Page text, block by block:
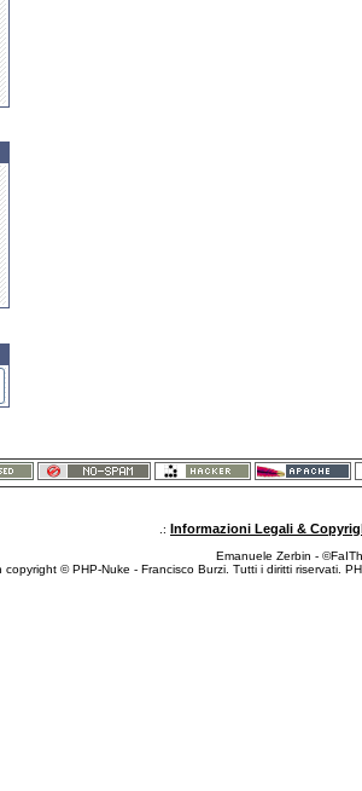
.: Informazioni Legali &
Emanuele Zerbin -
© PHP-Nuke - Francisco Burzi. Tutti i diritti riservati.